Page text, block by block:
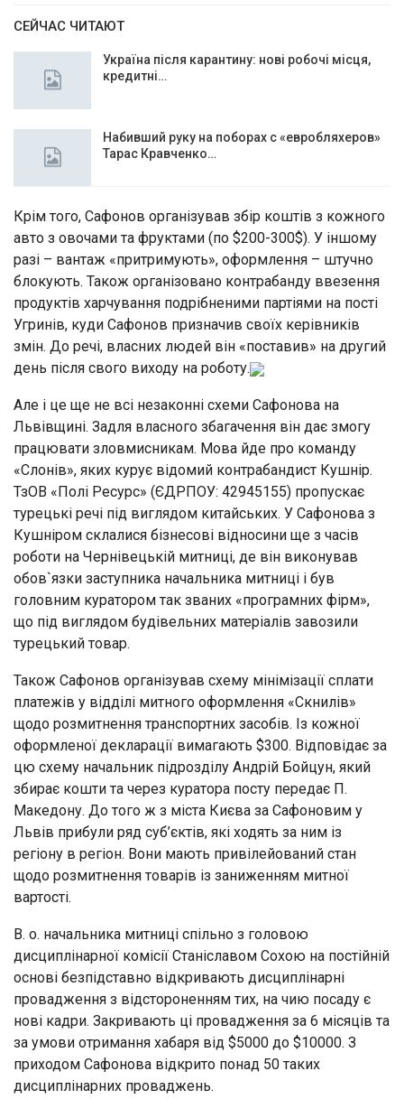
СЕЙЧАС ЧИТАЮТ
Україна після карантину: нові робочі місця,
кредитні…
Набивший руку на поборах с «евробляхеров»
Тарас Кравченко…
Крім того, Сафонов організував збір коштів з кожного
авто з овочами та фруктами (по $200-300$). У іншому
разі – вантаж «притримують», оформлення – штучно
блокують. Також організовано контрабанду ввезення
продуктів харчування подрібненими партіями на пості
Угринів, куди Сафонов призначив своїх керівників
змін. До речі, власних людей він «поставив» на другий
день після свого виходу на роботу.
Але і це ще не всі незаконні схеми Сафонова на
Львівщині. Задля власного збагачення він дає змогу
працювати зловмисникам. Мова йде про команду
«Слонів», яких курує відомий контрабандист Кушнір.
ТзОВ «Полі Ресурс» (ЄДРПОУ: 42945155) пропускає
турецькі речі під виглядом китайських. У Сафонова з
Кушніром склалися бізнесові відносини ще з часів
роботи на Чернівецькій митниці, де він виконував
обов`язки заступника начальника митниці і був
головним куратором так званих «програмних фірм»,
що під виглядом будівельних матеріалів завозили
турецький товар.
Також Сафонов організував схему мінімізації сплати
платежів у відділі митного оформлення «Скнилів»
щодо розмитнення транспортних засобів. Із кожної
оформленої декларації вимагають $300. Відповідає за
цю схему начальник підрозділу Андрій Бойцун, який
збирає кошти та через куратора посту передає П.
Македону. До того ж з міста Києва за Сафоновим у
Львів прибули ряд суб’єктів, які ходять за ним із
регіону в регіон. Вони мають привілейований стан
щодо розмитнення товарів із заниженням митної
вартості.
В. о. начальника митниці спільно з головою
дисциплінарної комісії Станіславом Сохою на постійній
основі безпідставно відкривають дисциплінарні
провадження з відстороненням тих, на чию посаду є
нові кадри. Закривають ці провадження за 6 місяців та
за умови отримання хабаря від $5000 до $10000. З
приходом Сафонова відкрито понад 50 таких
дисциплінарних проваджень.